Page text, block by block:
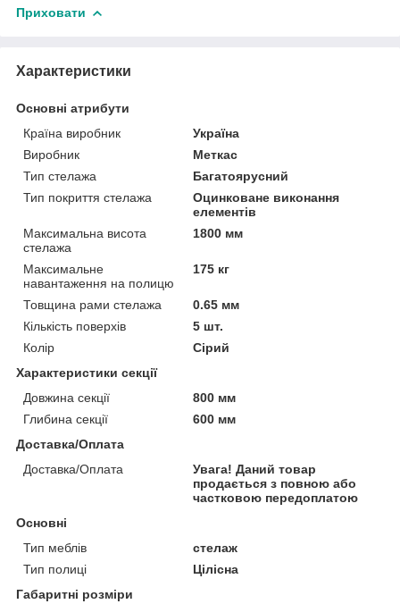
Приховати
Характеристики
Основні атрибути
Країна виробник
Україна
Виробник
Меткас
Тип стелажа
Багатоярусний
Тип покриття стелажа
Оцинковане виконання
елементів
Максимальна висота
стелажа
1800 мм
Максимальне
навантаження на полицю
175 кг
Товщина рами стелажа
0.65 мм
Кількість поверхів
5 шт.
Колір
Сірий
Характеристики секції
Довжина секції
800 мм
Глибина секції
600 мм
Доставка/Оплата
Доставка/Оплата
Увага! Даний товар
продається з повною або
частковою передоплатою
Основні
Тип меблів
стелаж
Тип полиці
Цілісна
Габаритні розміри